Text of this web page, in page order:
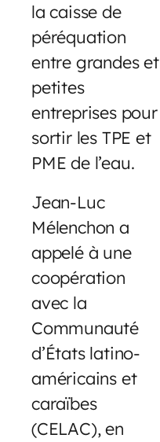
la caisse de
péréquation
entre grandes et
petites
entreprises pour
sortir les TPE et
PME de l’eau.
Jean-Luc
Mélenchon a
appelé à une
coopération
avec la
Communauté
d’États latino-
américains et
caraïbes
(CELAC), en